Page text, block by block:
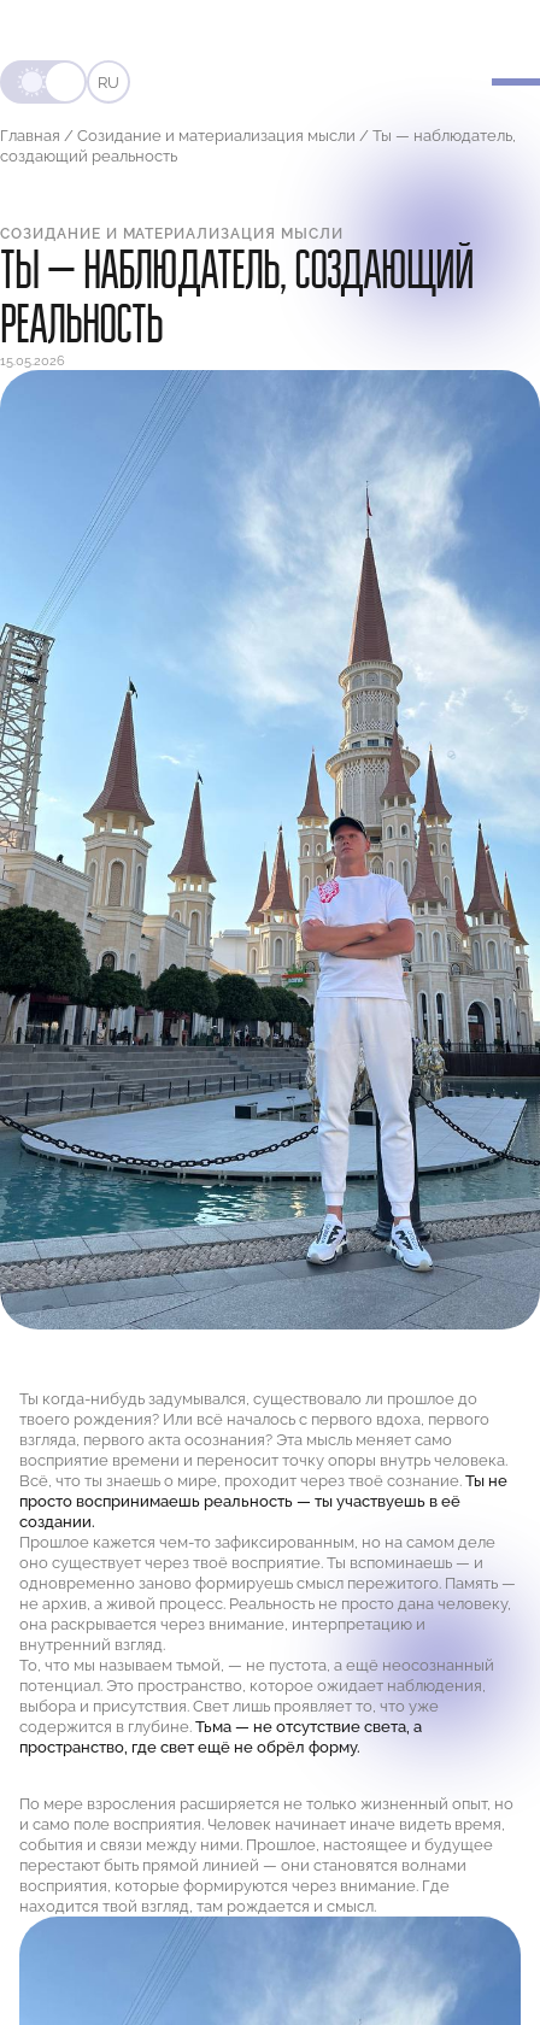
RU
Главная / Созидание и материализация мысли / Ты — наблюдатель,
создающий реальность
СОЗИДАНИЕ И МАТЕРИАЛИЗАЦИЯ МЫСЛИ
ТЫ — НАБЛЮДАТЕЛЬ, СОЗДАЮЩИЙ
РЕАЛЬНОСТЬ
15.05.2026
Ты когда-нибудь задумывался, существовало ли прошлое до
твоего рождения? Или всё началось с первого вдоха, первого
взгляда, первого акта осознания? Эта мысль меняет само
восприятие времени и переносит точку опоры внутрь человека.
Всё, что ты знаешь о мире, проходит через твоё сознание.Ты не
просто воспринимаешь реальность — ты участвуешь в её
создании.
Прошлое кажется чем-то зафиксированным, но на самом деле
оно существует через твоё восприятие. Ты вспоминаешь — и
одновременно заново формируешь смысл пережитого. Память —
не архив, а живой процесс. Реальность не просто дана человеку,
она раскрывается через внимание, интерпретацию и
внутренний взгляд.
То, что мы называем тьмой, — не пустота, а ещё неосознанный
потенциал. Это пространство, которое ожидает наблюдения,
выбора и присутствия. Свет лишь проявляет то, что уже
содержится в глубине.Тьма — не отсутствие света, а
пространство, где свет ещё не обрёл форму.
По мере взросления расширяется не только жизненный опыт, но
и само поле восприятия. Человек начинает иначе видеть время,
события и связи между ними. Прошлое, настоящее и будущее
перестают быть прямой линией — они становятся волнами
восприятия, которые формируются через внимание. Где
находится твой взгляд, там рождается и смысл.